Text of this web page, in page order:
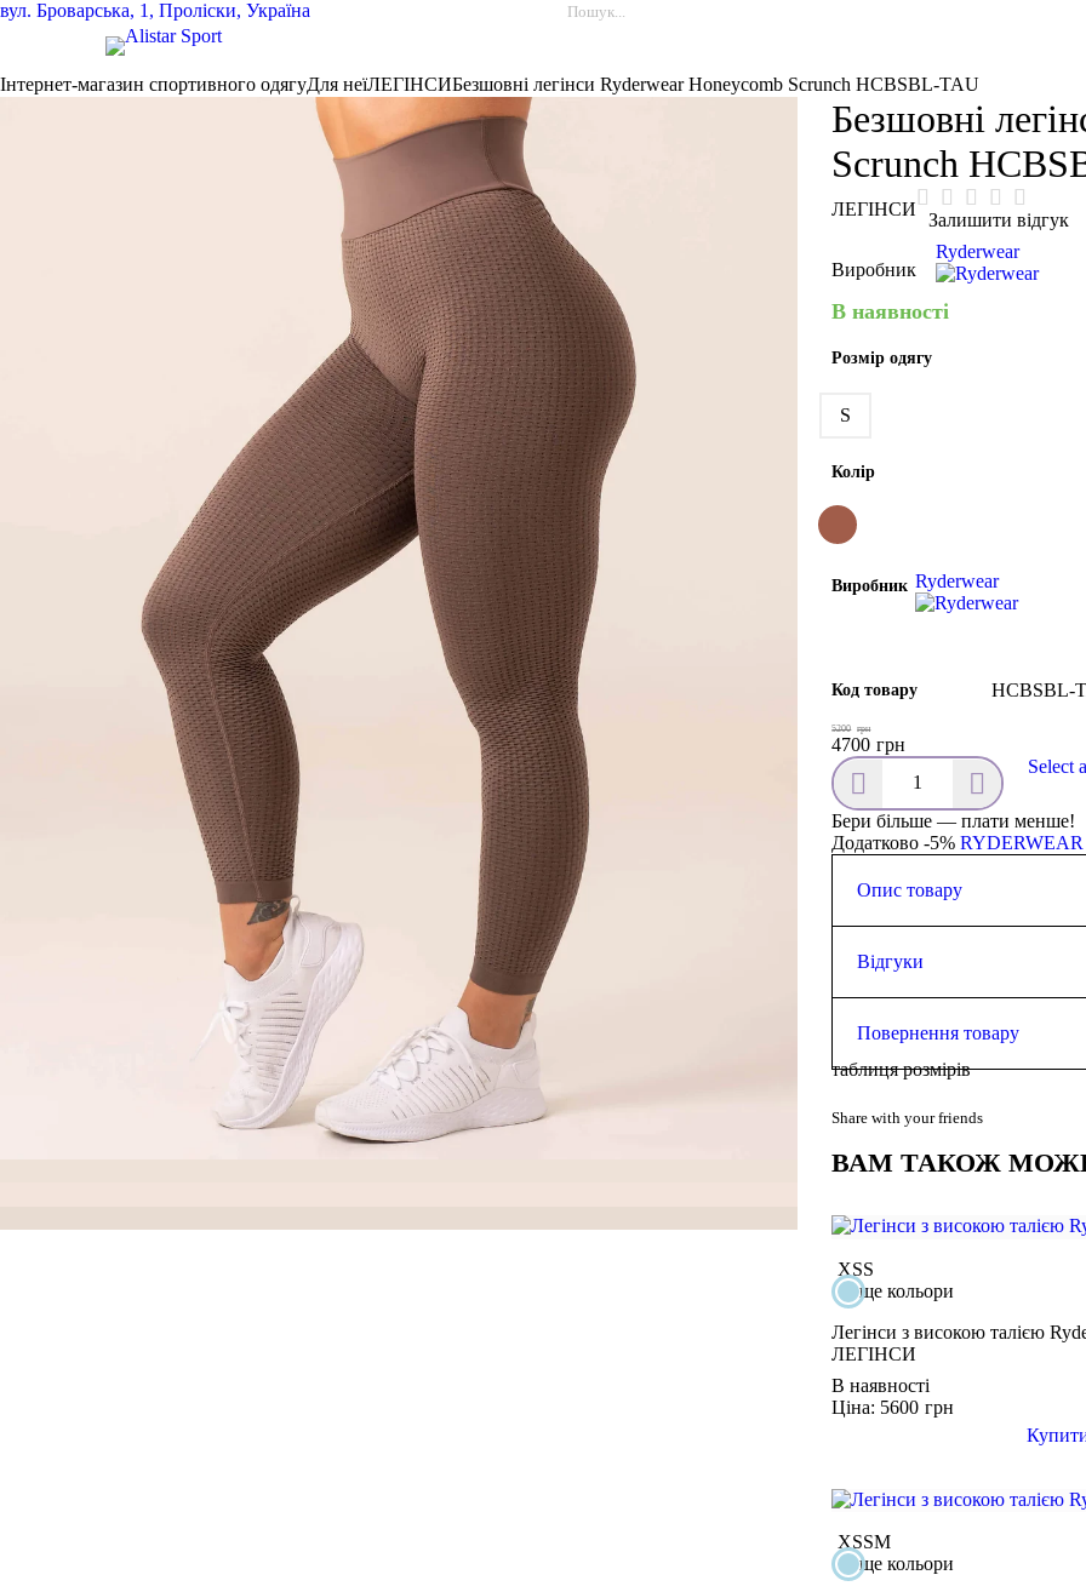
вул. Броварська, 1, Проліски, Україна
Інтернет-магазин спортивного одягуДля неїЛЕГІНСИБезшовні легінси Ryderwear Honeycomb Scrunch HCBSBL-TAU
Безшовні
Scrunch
ЛЕГІНСИ
Залишити відгук
Виробник
Ryderwear
В наявності
Розмір одягу
S
Колір
Виробник Ryderwear
Код товару HCBSBL-
грн
4700
грн
5200
Select
Бери більше — плати менше!
Додатково -5%RYDERWEAR
Опис товару
см, а стегна 101 см.
Без переднього шва
Легінси на всю довжину
Виготовлений із легкої
Внутрішній шов штанин:
Контраст: 80% поліестер,
Відгуки
0.0
Залишити відгук
Повернення товару
Повернути товар у магазин
Щоб повернути або
минуло
таблиця розмірів
Share with your friends
ВАМ ТАКОЖ
XSS
ще кольори
Легінси з високою талією
ЛЕГІНСИ
В наявності
грн
Ціна: 5600
XSSM
ще кольори